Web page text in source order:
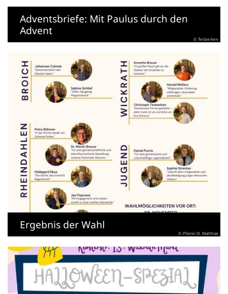
Adventsbriefe: Mit Paulus durch den
Advent
© Tenberken
Ergebnis der Wahl
© Pfarrei St. Matthias